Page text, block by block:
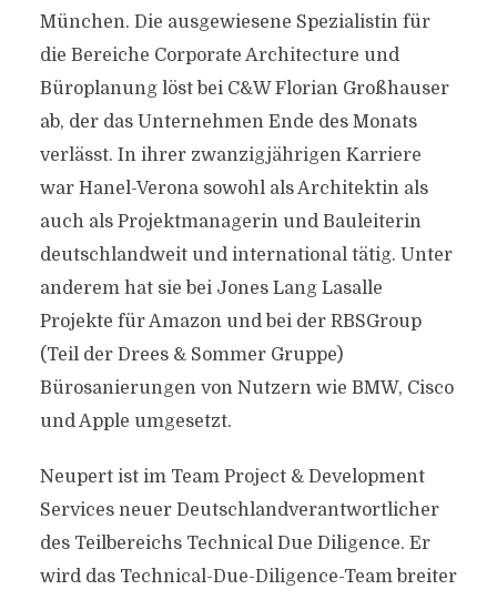
München. Die ausgewiesene Spezialistin für
die Bereiche Corporate Architecture und
Büroplanung löst bei C&W Florian Großhauser
ab, der das Unternehmen Ende des Monats
verlässt. In ihrer zwanzigjährigen Karriere
war Hanel-Verona sowohl als Architektin als
auch als Projektmanagerin und Bauleiterin
deutschlandweit und international tätig. Unter
anderem hat sie bei Jones Lang Lasalle
Projekte für Amazon und bei der RBSGroup
(Teil der Drees & Sommer Gruppe)
Bürosanierungen von Nutzern wie BMW, Cisco
und Apple umgesetzt.
Neupert ist im Team Project & Development
Services neuer Deutschlandverantwortlicher
des Teilbereichs Technical Due Diligence. Er
wird das Technical-Due-Diligence-Team breiter